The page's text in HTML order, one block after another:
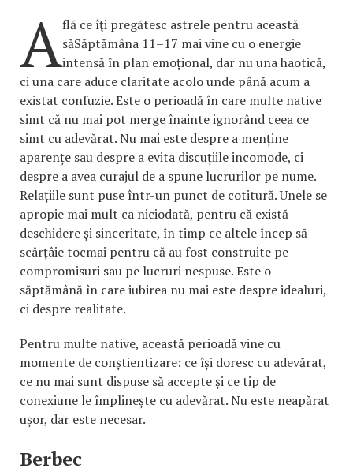
Află ce îţi pregătesc astrele pentru această
săSăptămâna 11–17 mai vine cu o energie
intensă în plan emoțional, dar nu una haotică,
ci una care aduce claritate acolo unde până acum a
existat confuzie. Este o perioadă în care multe native
simt că nu mai pot merge înainte ignorând ceea ce
simt cu adevărat. Nu mai este despre a menține
aparențe sau despre a evita discuțiile incomode, ci
despre a avea curajul de a spune lucrurilor pe nume.
Relațiile sunt puse într-un punct de cotitură. Unele se
apropie mai mult ca niciodată, pentru că există
deschidere și sinceritate, în timp ce altele încep să
scârțâie tocmai pentru că au fost construite pe
compromisuri sau pe lucruri nespuse. Este o
săptămână în care iubirea nu mai este despre idealuri,
ci despre realitate.
Pentru multe native, această perioadă vine cu
momente de conștientizare: ce își doresc cu adevărat,
ce nu mai sunt dispuse să accepte și ce tip de
conexiune le împlinește cu adevărat. Nu este neapărat
ușor, dar este necesar.
Berbec